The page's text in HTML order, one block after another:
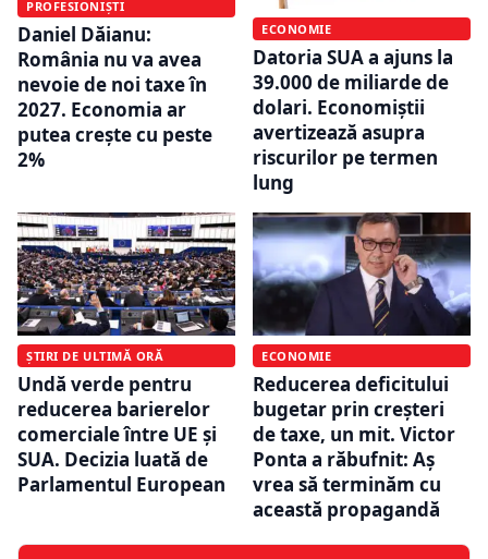
PROFESIONIȘTI
Daniel Dăianu:
România nu va avea
nevoie de noi taxe în
2027. Economia ar
putea crește cu peste
2%
ECONOMIE
Datoria SUA a ajuns la
39.000 de miliarde de
dolari. Economiștii
avertizează asupra
riscurilor pe termen
lung
ȘTIRI DE ULTIMĂ ORĂ
Undă verde pentru
reducerea barierelor
comerciale între UE și
SUA. Decizia luată de
Parlamentul European
ECONOMIE
Reducerea deficitului
bugetar prin creșteri
de taxe, un mit. Victor
Ponta a răbufnit: Aș
vrea să terminăm cu
această propagandă